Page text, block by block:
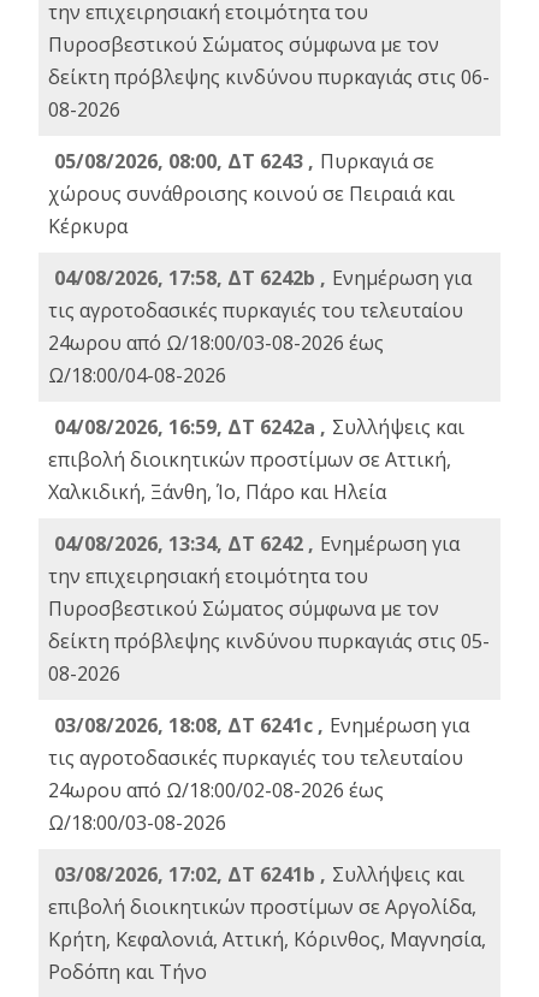
την επιχειρησιακή ετοιμότητα του
Πυροσβεστικού Σώματος σύμφωνα με τον
δείκτη πρόβλεψης κινδύνου πυρκαγιάς στις 06-
08-2026
05/08/2026, 08:00, ΔΤ 6243 , Πυρκαγιά σε
χώρους συνάθροισης κοινού σε Πειραιά και
Κέρκυρα
04/08/2026, 17:58, ΔΤ 6242b , Ενημέρωση για
τις αγροτοδασικές πυρκαγιές του τελευταίου
24ωρου από Ω/18:00/03-08-2026 έως
Ω/18:00/04-08-2026
04/08/2026, 16:59, ΔΤ 6242a , Συλλήψεις και
επιβολή διοικητικών προστίμων σε Αττική,
Χαλκιδική, Ξάνθη, Ίο, Πάρο και Ηλεία
04/08/2026, 13:34, ΔΤ 6242 , Ενημέρωση για
την επιχειρησιακή ετοιμότητα του
Πυροσβεστικού Σώματος σύμφωνα με τον
δείκτη πρόβλεψης κινδύνου πυρκαγιάς στις 05-
08-2026
03/08/2026, 18:08, ΔΤ 6241c , Ενημέρωση για
τις αγροτοδασικές πυρκαγιές του τελευταίου
24ωρου από Ω/18:00/02-08-2026 έως
Ω/18:00/03-08-2026
03/08/2026, 17:02, ΔΤ 6241b , Συλλήψεις και
επιβολή διοικητικών προστίμων σε Αργολίδα,
Κρήτη, Κεφαλονιά, Αττική, Κόρινθος, Μαγνησία,
Ροδόπη και Τήνο